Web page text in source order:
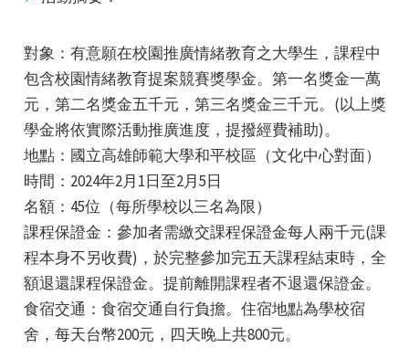
對象：有意願在校園推廣情緒教育之大學生，課程中
包含校園情緒教育提案競賽獎學金。第一名獎金一萬
元，第二名獎金五千元，第三名獎金三千元。(以上獎
學金將依實際活動推廣進度，提撥經費補助)。
地點：國立高雄師範大學和平校區（文化中心對面）
時間：2024年2月1日至2月5日
名額：45位（每所學校以三名為限）
課程保證金：參加者需繳交課程保證金每人兩千元(課
程本身不另收費)，於完整參加完五天課程結束時，全
額退還課程保證金。提前離開課程者不退還保證金。
食宿交通：食宿交通自行負擔。住宿地點為學校宿
舍，每天台幣200元，四天晚上共800元。